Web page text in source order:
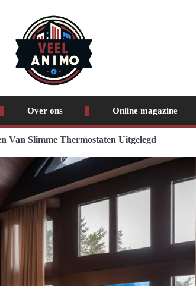
Over ons Online magazine
Van Slimme Thermostaten Uitgelegd